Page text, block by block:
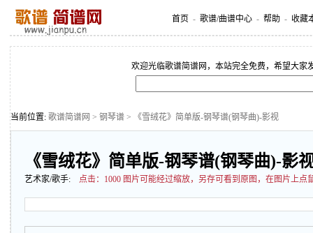
首页 - 歌谱/曲谱中心 - 帮助 - 收藏
欢迎光临歌谱简谱网，本站完全免费，希望大家
当前位置: 歌谱简谱网 > 钢琴谱 > 《雪绒花》简单版-钢琴谱(钢琴曲)-影视
《雪绒花》简单版-钢琴谱(钢琴曲)-影
艺术家/歌手: 点击： 1000 图片可能经过缩放，另存可看到原图，在图片上